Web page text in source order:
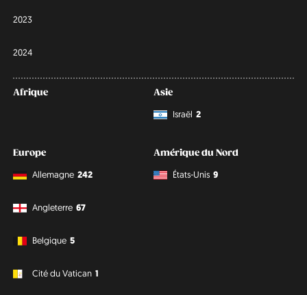
2023
2024
Afrique
Asie
Israël 2
Europe
Allemagne 242
Angleterre 67
Belgique 5
Cité du Vatican 1
Amérique du Nord
États-Unis 9